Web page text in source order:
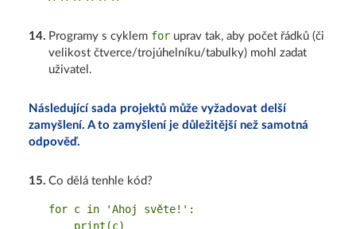
14. Programy s cyklem for uprav tak, aby počet řádků (či
velikost čtverce/trojúhelníku/tabulky) mohl zadat
uživatel.
Následující sada projektů může vyžadovat delší
zamyšlení. A to zamyšlení je důležitější než samotná
odpověď.
15. Co dělá tenhle kód?
for c in 'Ahoj světe!':